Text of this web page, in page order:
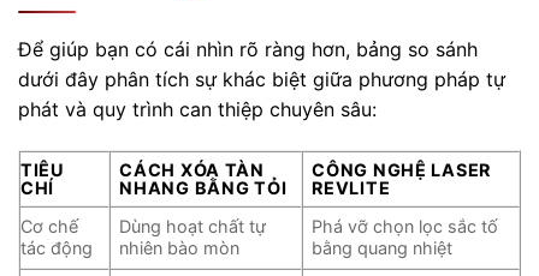
Để giúp bạn có cái nhìn rõ ràng hơn, bảng so sánh
dưới đây phân tích sự khác biệt giữa phương pháp tự
phát và quy trình can thiệp chuyên sâu:
TIÊU
CHÍ
CÁCH XÓA TÀN
NHANG BẰNG TỎI
CÔNG NGHỆ LASER
REVLITE
Cơ chế
tác động
Dùng hoạt chất tự
nhiên bào mòn
Phá vỡ chọn lọc sắc tố
bằng quang nhiệt